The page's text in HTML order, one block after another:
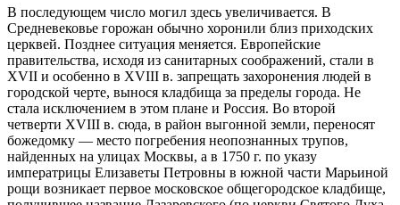
В последующем число могил здесь увеличивается. В
Средневековье горожан обычно хоронили близ приходских
церквей. Позднее ситуация меняется. Европейские
правительства, исходя из санитарных соображений, стали в
XVII и особенно в XVIII в. запрещать захоронения людей в
городской черте, вынося кладбища за пределы города. Не
стала исключением в этом плане и Россия. Во второй
четверти XVIII в. сюда, в район выгонной земли, переносят
божедомку — место погребения неопознанных трупов,
найденных на улицах Москвы, а в 1750 г. по указу
императрицы Елизаветы Петровны в южной части Марьиной
рощи возникает первое московское общегородское кладбище,